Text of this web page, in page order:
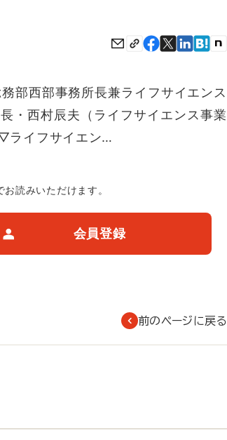
部西部事務所長兼ライフサイエンス
・西村辰夫（ライフサイエンス事業
ライフサイエン…
読みいただけます。
会員登録
前のページに戻る